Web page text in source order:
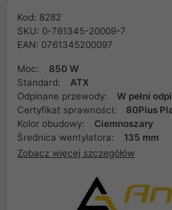
Kod: 8282
SKU: 0-761345-20009-7
EAN: 0761345200097
Moc:
850 W
Standard:
ATX
Odpinane przewody:
W pełni
Certyfikat sprawności:
80Plus
Kolor obudowy:
Ciemnoszary
Średnica wentylatora:
135 mm
Zobacz więcej szczegółów